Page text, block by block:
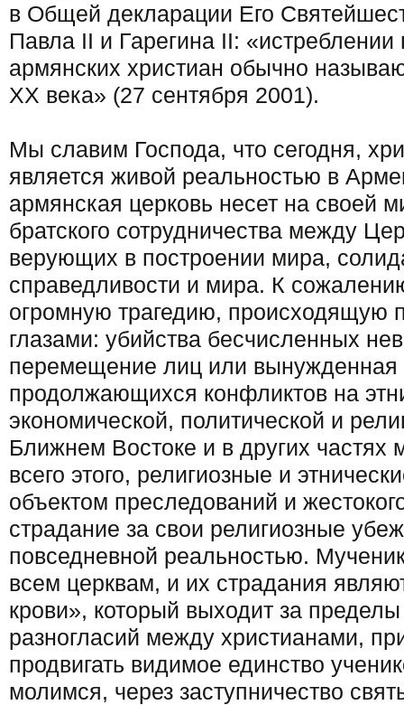
в Общей декларации Его
Павла II и Гарегина II:
армянских христиан обычно
ХХ века» (27 сентября 2001).
Мы славим Господа, что сегодня,
является живой реальностью в
армянская церковь несет на своей
братского сотрудничества между
верующих в построении мира,
справедливости и мира. К
огромную трагедию, происходящую
глазами: убийства бесчисленных
перемещение лиц или вынужденная
продолжающихся конфликтов на
экономической, политической и
Ближнем Востоке и в других частях
всего этого, религиозные и
объектом преследований и
страдание за свои религиозные
повседневной реальностью.
всем церквам, и их страдания
крови», который выходит за пределы
разногласий между христианами,
продвигать видимое единство
молимся, через заступничество